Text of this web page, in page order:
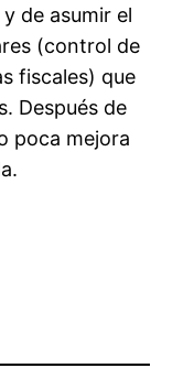
de asumir el
(control de
fiscales) que
Después de
poca mejora